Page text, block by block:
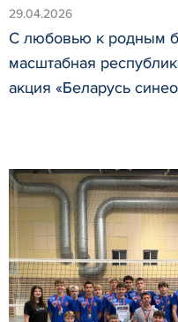
29.04.2026
С любовью к родным
масштабная
акция «Беларусь